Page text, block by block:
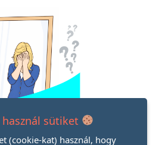
– amikor a sikered
sütiket
(cookie-kat) használ, hogy